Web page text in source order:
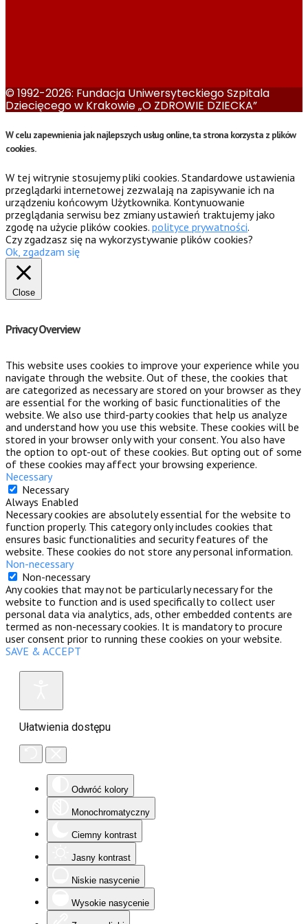
© 1992-2026: Fundacja Uniwersyteckiego Szpitala
Dziecięcego w Krakowie „O ZDROWIE DZIECKA”
W celu zapewnienia jak najlepszych usług online, ta strona korzysta z plików
cookies.
W tej witrynie stosujemy pliki cookies. Standardowe ustawienia
przeglądarki internetowej zezwalają na zapisywanie ich na
urządzeniu końcowym Użytkownika. Kontynuowanie
przeglądania serwisu bez zmiany ustawień traktujemy jako
zgodę na użycie plików cookies. polityce prywatności.
Czy zgadzasz się na wykorzystywanie plików cookies?
Ok, zgadzam się
Close
Privacy Overview
This website uses cookies to improve your experience while you
navigate through the website. Out of these, the cookies that
are categorized as necessary are stored on your browser as they
are essential for the working of basic functionalities of the
website. We also use third-party cookies that help us analyze
and understand how you use this website. These cookies will be
stored in your browser only with your consent. You also have
the option to opt-out of these cookies. But opting out of some
of these cookies may affect your browsing experience.
Necessary
Necessary
Always Enabled
Necessary cookies are absolutely essential for the website to
function properly. This category only includes cookies that
ensures basic functionalities and security features of the
website. These cookies do not store any personal information.
Non-necessary
Non-necessary
Any cookies that may not be particularly necessary for the
website to function and is used specifically to collect user
personal data via analytics, ads, other embedded contents are
termed as non-necessary cookies. It is mandatory to procure
user consent prior to running these cookies on your website.
SAVE & ACCEPT
Ułatwienia dostępu
Odwróć kolory
Monochromatyczny
Ciemny kontrast
Jasny kontrast
Niskie nasycenie
Wysokie nasycenie